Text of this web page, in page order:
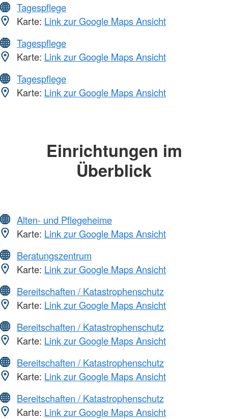
Tagespflege
Karte: Link zur Google Maps Ansicht
Tagespflege
Karte: Link zur Google Maps Ansicht
Tagespflege
Karte: Link zur Google Maps Ansicht
Einrichtungen im
Überblick
Alten- und Pflegeheime
Karte: Link zur Google Maps Ansicht
Beratungszentrum
Karte: Link zur Google Maps Ansicht
Bereitschaften / Katastrophenschutz
Karte: Link zur Google Maps Ansicht
Bereitschaften / Katastrophenschutz
Karte: Link zur Google Maps Ansicht
Bereitschaften / Katastrophenschutz
Karte: Link zur Google Maps Ansicht
Bereitschaften / Katastrophenschutz
Karte: Link zur Google Maps Ansicht